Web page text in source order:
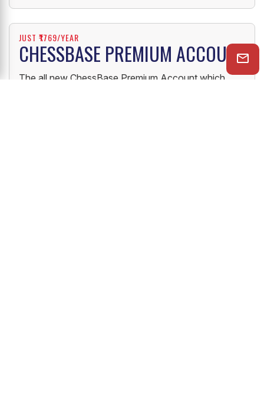
JUST ₹1769/YEAR
CHESSBASE PREMIUM ACCOUNT
The all new ChessBase Premium Account which